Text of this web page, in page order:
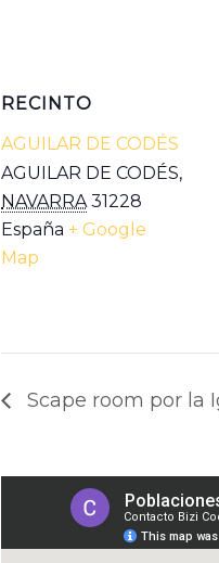
RECINTO
AGUILAR DE CODÉS
AGUILAR DE CODÉS,
NAVARRA 31228
España + Google
Map
Scape room por la